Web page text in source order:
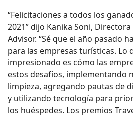
“Felicitaciones a todos los
2021” dijo Kanika Soni,
Advisor. “Sé que el año pasado
para las empresas turísticas. Lo
impresionado es cómo las
estos desafíos, implementando
limpieza, agregando pautas de
y utilizando tecnología para
los huéspedes. Los premios